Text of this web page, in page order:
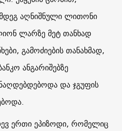
აღნიშნული ლითონი
ლარზე მეტ თანხად
გამოძიების თანახმად,
ანგარიშებზე
და ჯგუფის
ერთი ეპიზოდი, რომელიც